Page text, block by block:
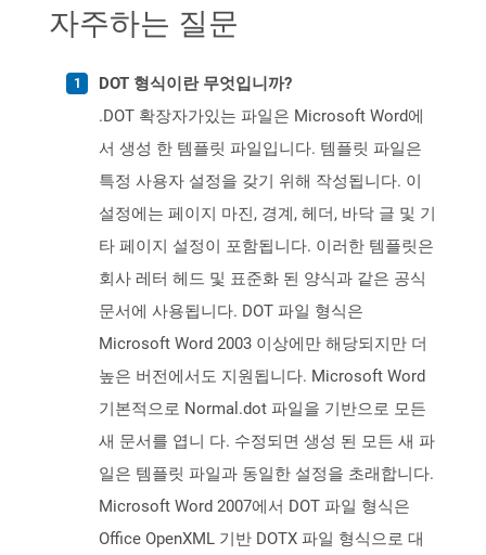
자주하는 질문
DOT 형식이란 무엇입니까?
.DOT 확장자가있는 파일은 Microsoft Word에
서 생성 한 템플릿 파일입니다. 템플릿 파일은
특정 사용자 설정을 갖기 위해 작성됩니다. 이
설정에는 페이지 마진, 경계, 헤더, 바닥 글 및 기
타 페이지 설정이 포함됩니다. 이러한 템플릿은
회사 레터 헤드 및 표준화 된 양식과 같은 공식
문서에 사용됩니다. DOT 파일 형식은
Microsoft Word 2003 이상에만 해당되지만 더
높은 버전에서도 지원됩니다. Microsoft Word
기본적으로 Normal.dot 파일을 기반으로 모든
새 문서를 엽니 다. 수정되면 생성 된 모든 새 파
일은 템플릿 파일과 동일한 설정을 초래합니다.
Microsoft Word 2007에서 DOT 파일 형식은
Office OpenXML 기반 DOTX 파일 형식으로 대